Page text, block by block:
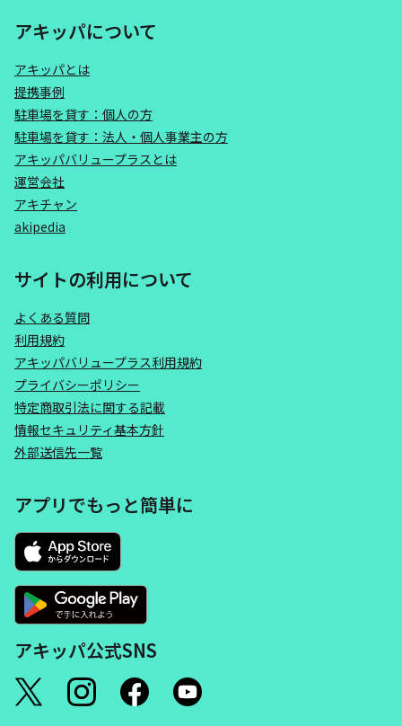
アキッパについて
アキッパとは
提携事例
駐車場を貸す：個人の方
駐車場を貸す：法人・個人事業主の方
アキッパバリュープラスとは
運営会社
アキチャン
akipedia
サイトの利用について
よくある質問
利用規約
アキッパバリュープラス利用規約
プライバシーポリシー
特定商取引法に関する記載
情報セキュリティ基本方針
外部送信先一覧
アプリでもっと簡単に
アキッパ公式SNS